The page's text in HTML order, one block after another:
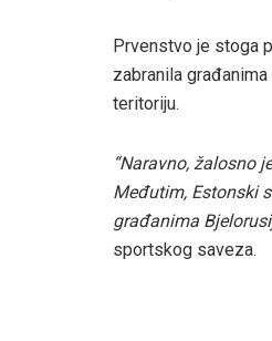
Prvenstvo je stoga
zabranila
teritoriju.
“Naravno, žalosno
Međutim, Estonski
građanima
sportskog saveza.